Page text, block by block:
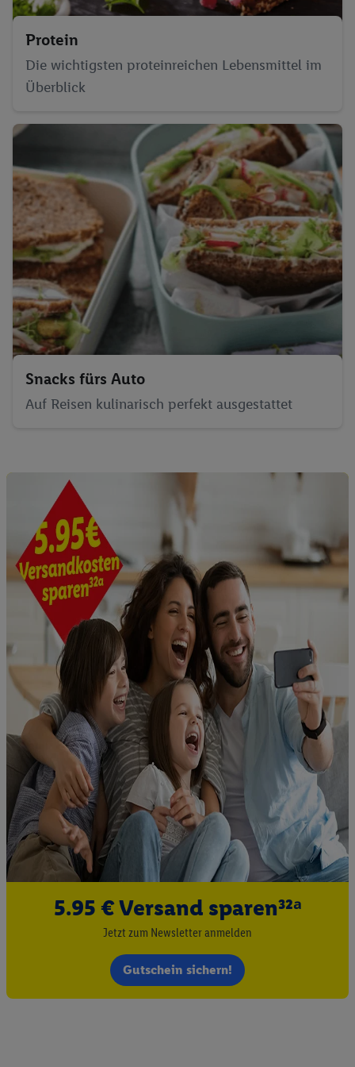
Protein
Die wichtigsten proteinreichen Lebensmittel im
Überblick
Snacks fürs Auto
Auf Reisen kulinarisch perfekt ausgestattet
5.95 € Versand sparen³²ᵃ
Jetzt zum Newsletter anmelden
Gutschein sichern!